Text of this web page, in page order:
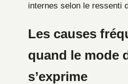
internes selon le ressenti
Les causes
quand le mode
s’exprime